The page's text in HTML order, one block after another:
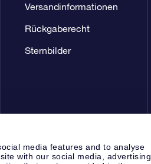
media features and to analyse
with our social media, advertising
Versandinformationen
Rückgaberecht
Sternbilder